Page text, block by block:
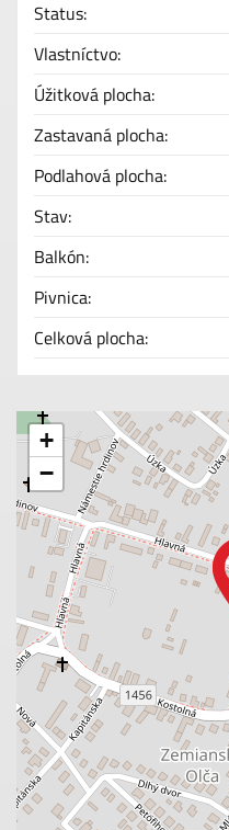
Status:
Vlastníctvo:
Úžitková plocha:
Zastavaná plocha:
Podlahová plocha:
Stav:
Balkón:
Pivnica:
Celková plocha:
+
−